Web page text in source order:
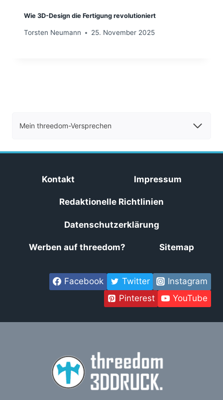
Wie 3D-Design die Fertigung revolutioniert
Torsten Neumann 25. November 2025
Mein threedom-Versprechen
Kontakt Impressum
Redaktionelle Richtlinien
Datenschutzerklärung
Werben auf threedom? Sitemap
Facebook Twitter
Instagram
Pinterest
YouTube